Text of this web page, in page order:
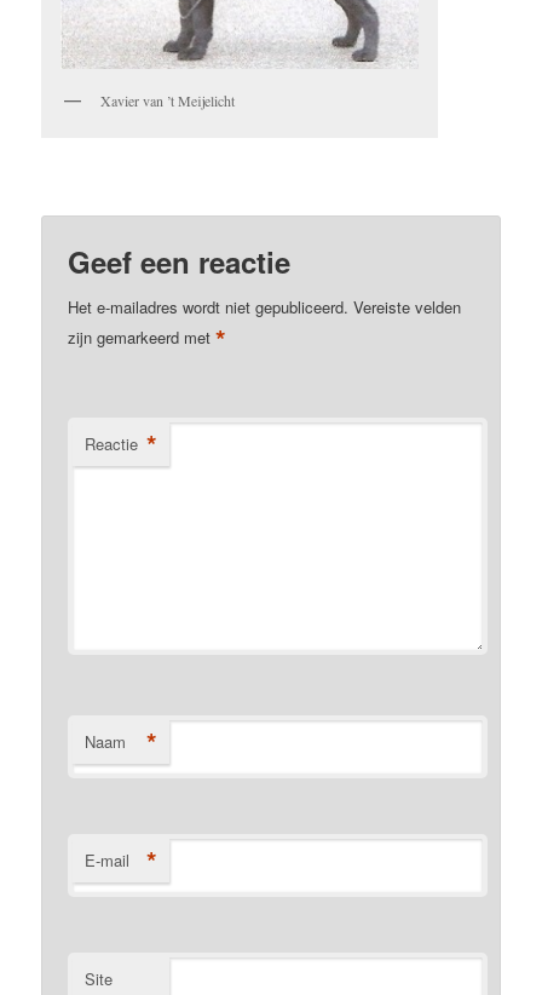
Xavier van ’t Meijelicht
Geef een reactie
Het e-mailadres wordt niet gepubliceerd. Vereiste velden
zijn gemarkeerd met*
Reactie *
Naam *
E-mail *
Site